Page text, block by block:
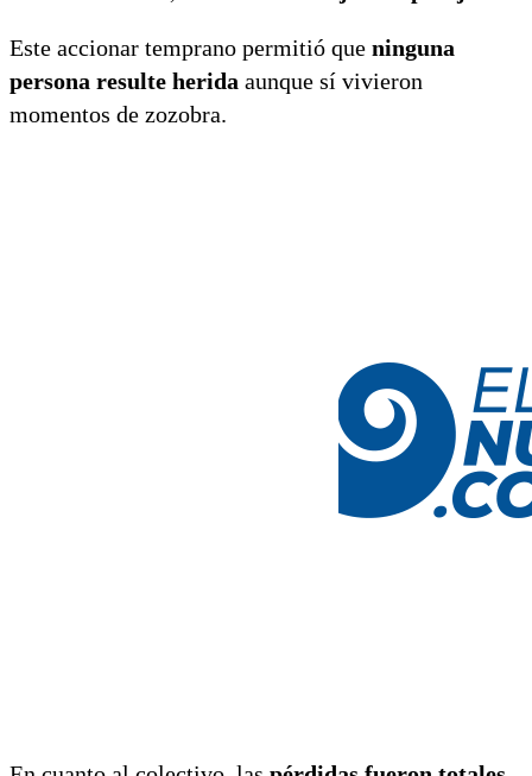
Este accionar temprano permitió que ninguna
persona resulte herida aunque sí vivieron
momentos de zozobra.